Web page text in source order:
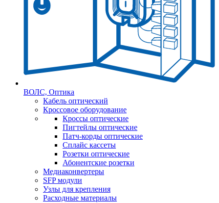
ВОЛС, Оптика
Кабель оптический
Кроссовое оборудование
Кроссы оптические
Пигтейлы оптические
Патч-корды оптические
Сплайс кассеты
Розетки оптические
Абонентские розетки
Медиаконвертеры
SFP модули
Узлы для крепления
Расходные материалы